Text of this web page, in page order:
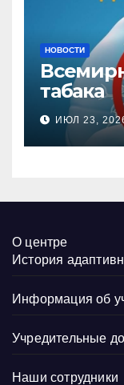
НОВОСТИ
табака
ИЮЛ 23,
О центре
История
Информация об
Учредительные
Наши сотрудники